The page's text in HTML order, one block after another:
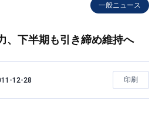
一般ニュース
、下半期も引き締め維持へ
12-28 印刷